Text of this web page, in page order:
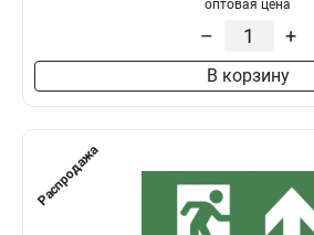
оптовая цена
– +
В корзину
Распродажа